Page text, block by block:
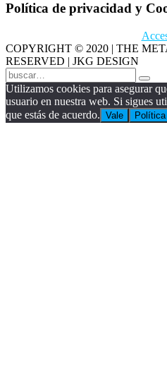
Política de privacidad y
COPYRIGHT © 2020 | THE
RESERVED | JKG DESIGN
Utilizamos cookies para asegurar
usuario en nuestra web. Si sigues
que estás de acuerdo. Vale